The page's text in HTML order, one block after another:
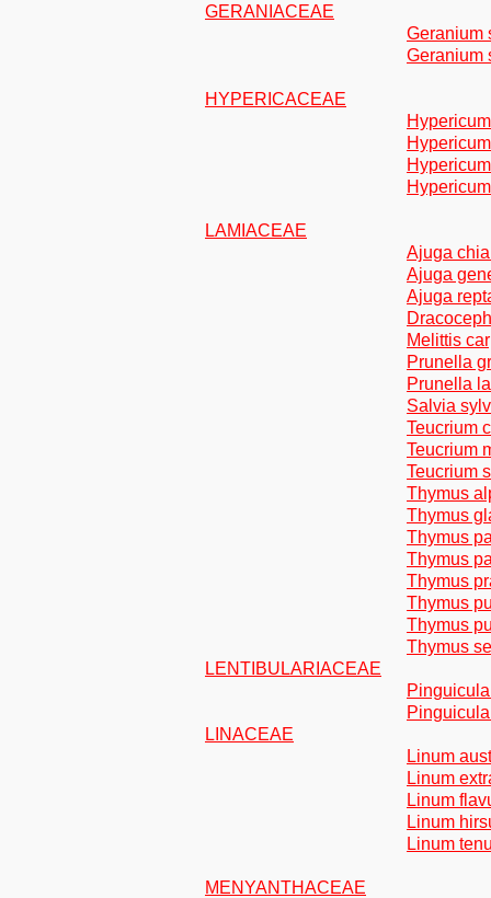
GERANIACEAE
Geranium
Geranium
HYPERICACEAE
LAMIACEAE
Ajuga
Ajuga
Ajuga
Melittis
Prunella
Prunella
Salvia
Teucrium
Teucrium
Teucrium
Thymus
Thymus
Thymus
Thymus
Thymus
Thymus
Thymus
Thymus
LENTIBULARIACEAE
LINACEAE
Linum
Linum
Linum
Linum
Linum
MENYANTHACEAE